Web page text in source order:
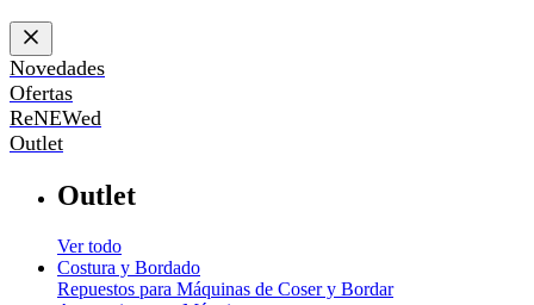
Novedades
Ofertas
ReNEWed
Outlet
Outlet
Ver todo
Costura y Bordado
Repuestos para Máquinas de Coser y Bordar